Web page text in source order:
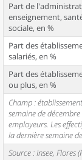
Part de
enseignement,
sociale, en %
Part des
salariés, en %
Part des
ou plus, en %
Champ :
semaine de
employeurs. Les
la dernière semaine
Source : Insee,